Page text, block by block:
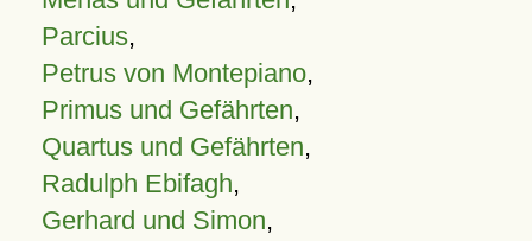
Parcius,
Petrus von Montepiano,
Primus und Gefährten,
Quartus und Gefährten,
Radulph Ebifagh,
Gerhard und Simon,